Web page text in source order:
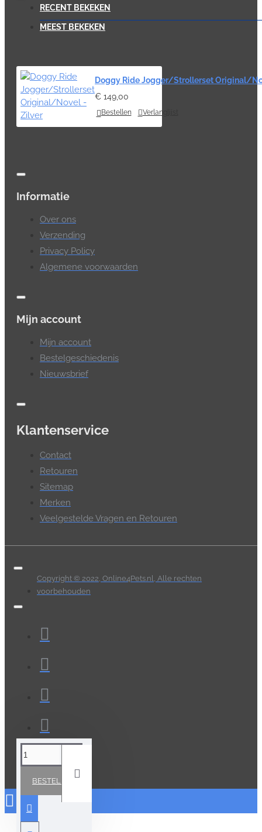
BESTELLEN
RECENT BEKEKEN
MEEST BEKEKEN
Doggy Ride Jogger/Strollerset Original/
€ 149,00
Bestellen Verlanglijst
Informatie
Over ons
Verzending
Privacy Policy
Algemene voorwaarden
Mijn account
Mijn account
Bestelgeschiedenis
Nieuwsbrief
Klantenservice
Contact
Retouren
Sitemap
Merken
Veelgestelde Vragen en Retouren
Copyright © 2022, Online4Pets.nl, Alle rechten
voorbehouden